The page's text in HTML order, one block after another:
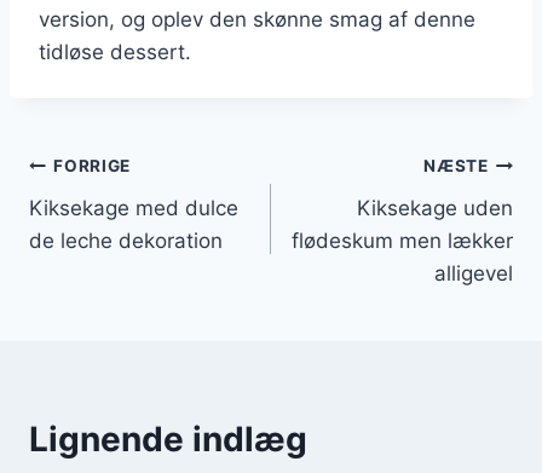
version, og oplev den skønne smag af denne
tidløse dessert.
Indlægsnavigation
FORRIGE
Kiksekage med dulce
de leche dekoration
NÆSTE
Kiksekage uden
flødeskum men lækker
alligevel
Lignende indlæg